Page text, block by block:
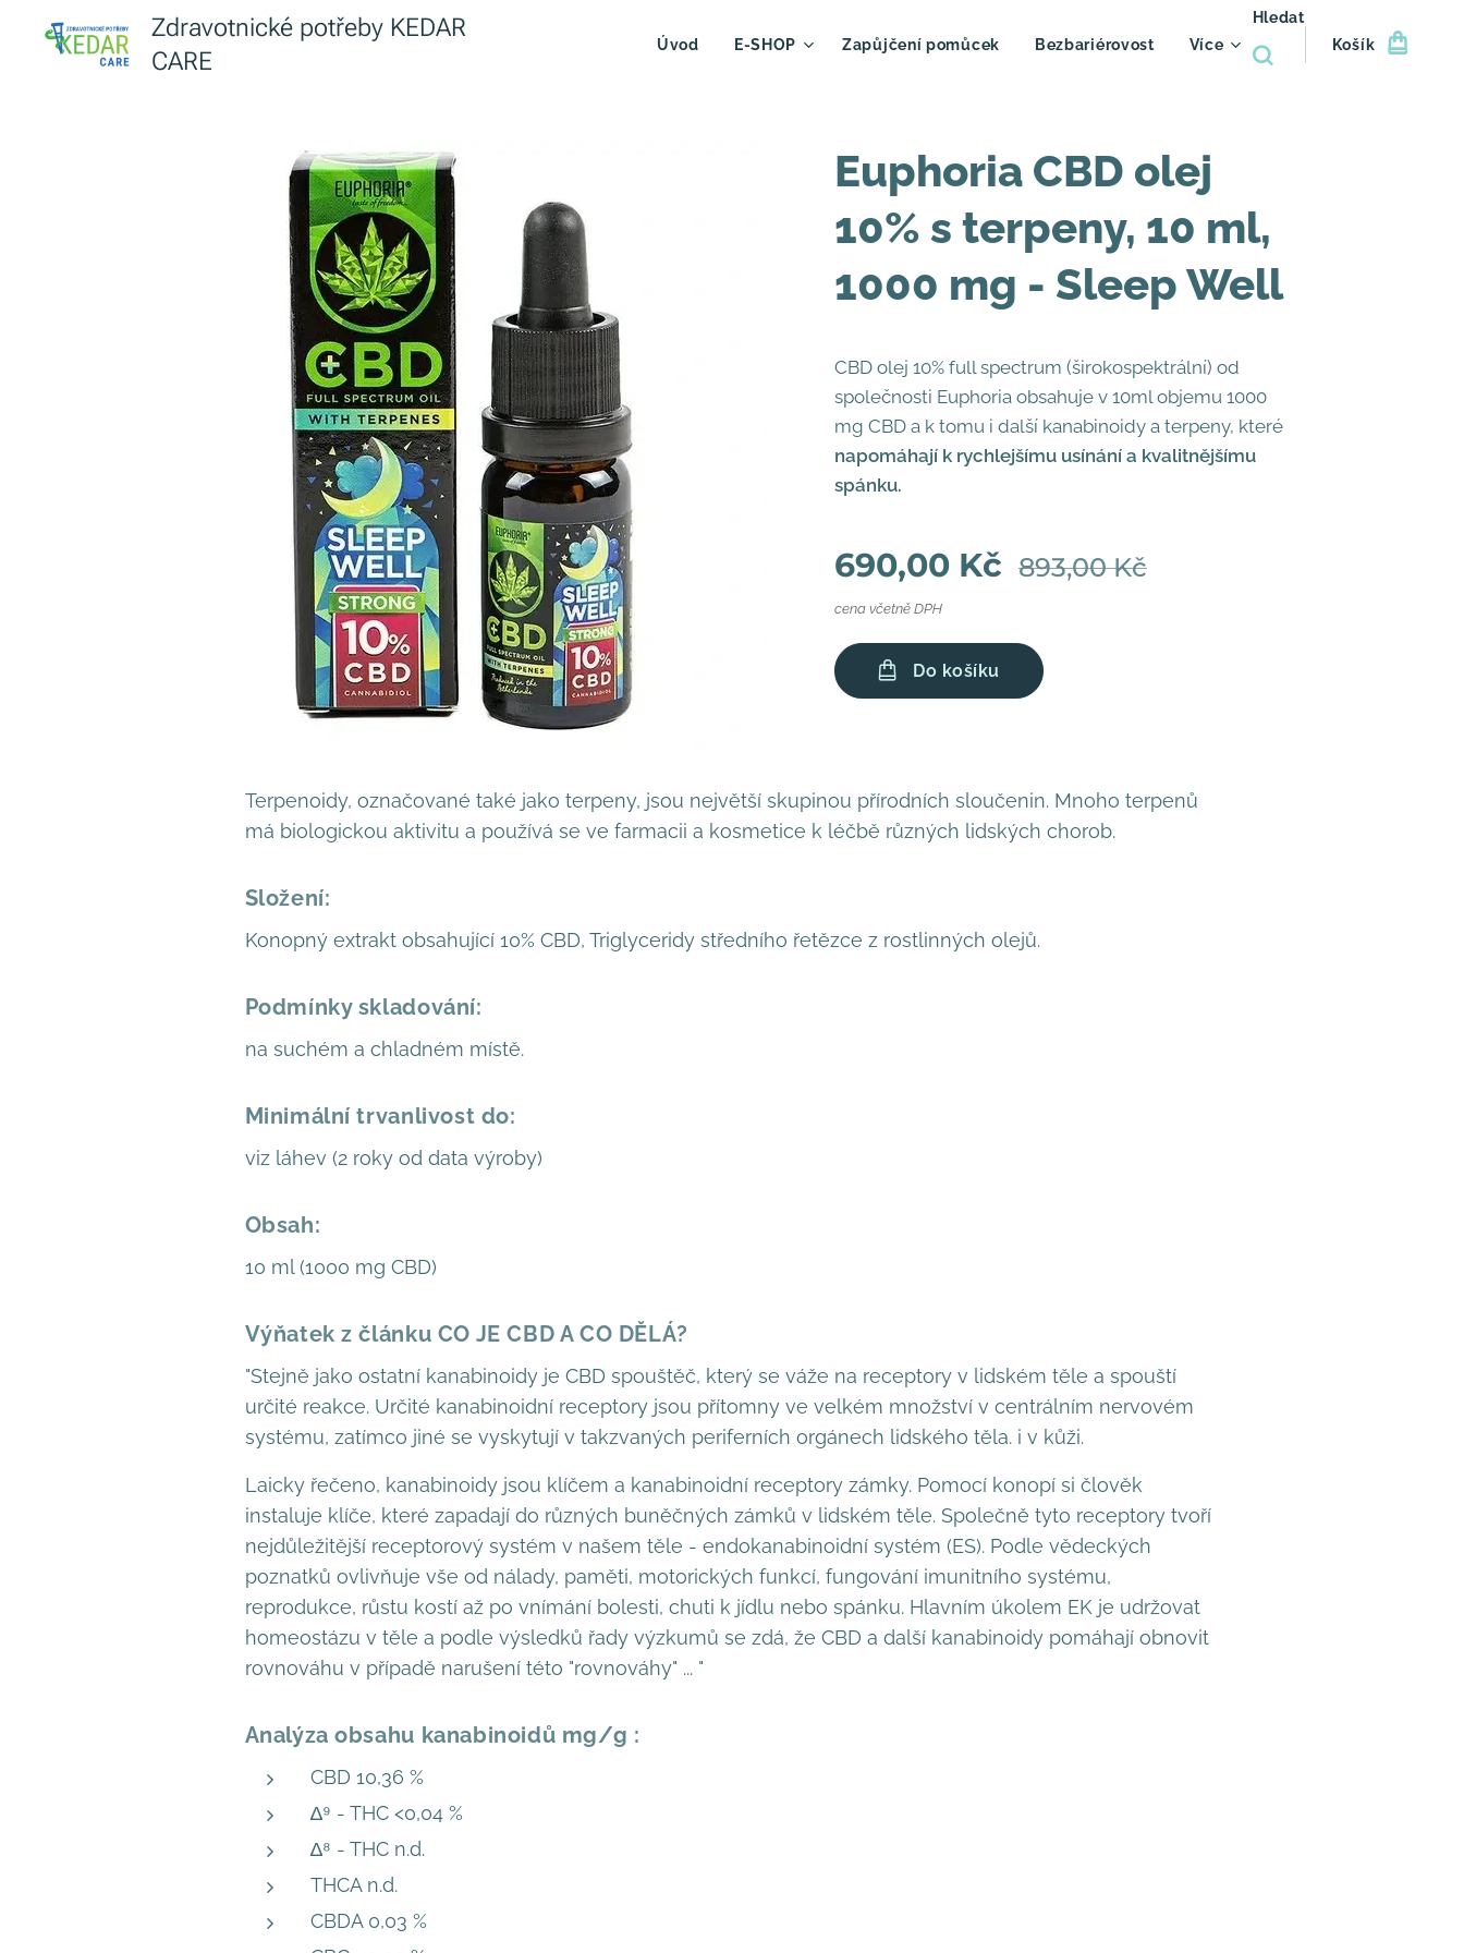
Zdravotnické potřeby KEDAR
CARE
Úvod E-SHOP Zapůjčení pomůcek Bezbariérovost Více
Hledat
Košík
Euphoria CBD olej
10% s terpeny, 10 ml,
1000 mg - Sleep Well
CBD olej 10% full spectrum (širokospektrální) od
společnosti Euphoria obsahuje v 10ml objemu 1000
mg CBD a k tomu i další kanabinoidy a terpeny, které
napomáhají k rychlejšímu usínání a kvalitnějšímu
spánku.
690,00 Kč 893,00Kč
cena včetně DPH
Do košíku
Terpenoidy, označované také jako terpeny, jsou největší skupinou přírodních sloučenin. Mnoho terpenů
má biologickou aktivitu a používá se ve farmacii a kosmetice k léčbě různých lidských chorob.
Složení:
Konopný extrakt obsahující 10% CBD, Triglyceridy středního řetězce z rostlinných olejů.
Podmínky skladování:
na suchém a chladném místě.
Minimální trvanlivost do:
viz láhev (2 roky od data výroby)
Obsah:
10 ml (1000 mg CBD)
Výňatek z článku CO JE CBD A CO DĚLÁ?
"Stejně jako ostatní kanabinoidy je CBD spouštěč, který se váže na receptory v lidském těle a spouští
určité reakce. Určité kanabinoidní receptory jsou přítomny ve velkém množství v centrálním nervovém
systému, zatímco jiné se vyskytují v takzvaných periferních orgánech lidského těla. i v kůži.
Laicky řečeno, kanabinoidy jsou klíčem a kanabinoidní receptory zámky. Pomocí konopí si člověk
instaluje klíče, které zapadají do různých buněčných zámků v lidském těle. Společně tyto receptory tvoří
nejdůležitější receptorový systém v našem těle - endokanabinoidní systém (ES). Podle vědeckých
poznatků ovlivňuje vše od nálady, paměti, motorických funkcí, fungování imunitního systému,
reprodukce, růstu kostí až po vnímání bolesti, chuti k jídlu nebo spánku. Hlavním úkolem EK je udržovat
homeostázu v těle a podle výsledků řady výzkumů se zdá, že CBD a další kanabinoidy pomáhají obnovit
rovnováhu v případě narušení této "rovnováhy" ... "
Analýza obsahu kanabinoidů mg/g :
CBD 10,36 %
∆⁹ - THC <0,04 %
∆⁸ - THC n.d.
THCA n.d.
CBDA 0,03 %